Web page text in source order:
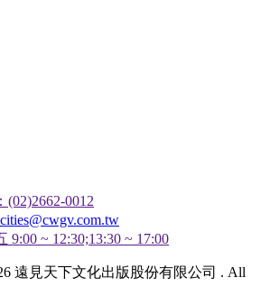
0012
9:00 ~ 12:30;13:30 ~ 17:00
遠見天下文化出版股份有限公司 . All